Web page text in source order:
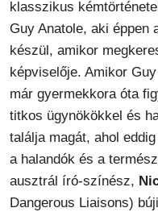
klasszikus
Guy Anatole, aki éppen
készül, amikor
képviselője. Amikor
már gyermekkora óta
titkos ügynökökkel és
találja magát, ahol
a halandók és a
ausztrál író-színész,
Dangerous Liaisons)